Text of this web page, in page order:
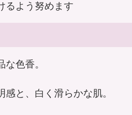
るよう努めます
色香。
と、白く滑らかな肌。